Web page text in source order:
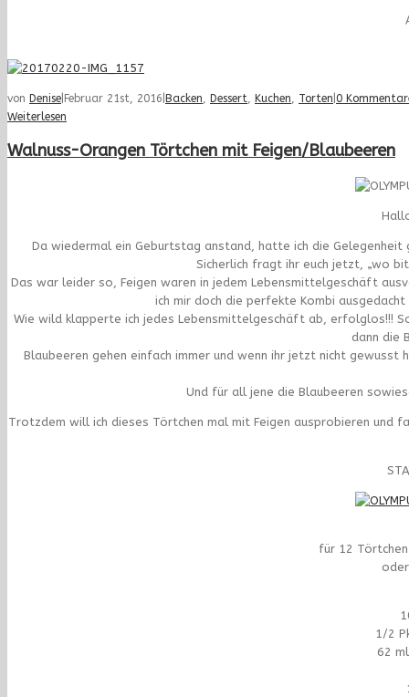
von Denise Februar 21st, 2016 Backen Dessert Kuchen Torten 0
Weiterlesen
Walnuss-Orangen Törtchen mit Feigen/Blaubeeren
Da wiedermal ein Geburtstag anstand, hatte ich die
Sicherlich fragt ihr euch jetzt, „wo
Das war leider so, Feigen waren in jedem Lebensmittelgeschäft
ich mir doch die perfekte Kombi
Wie wild klapperte ich jedes Lebensmittelgeschäft ab, erfolglos!!!
dann die
Blaubeeren gehen einfach immer und wenn ihr jetzt nicht
Und für all jene die Blaubeeren
Trotzdem will ich dieses Törtchen mal mit Feigen ausprobieren und
für 12
1/2
62